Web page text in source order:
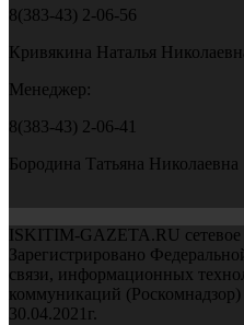
8(383-43) 2-06-56
Кривякина Наталья
Менеджер:
8(383-43) 2-06-41
Бородина Татьяна Николаевна
ISKITIM-GAZETA.RU сетевое
Зарегистрировано
связи, информационных
коммуникаций
30.04.2021г.